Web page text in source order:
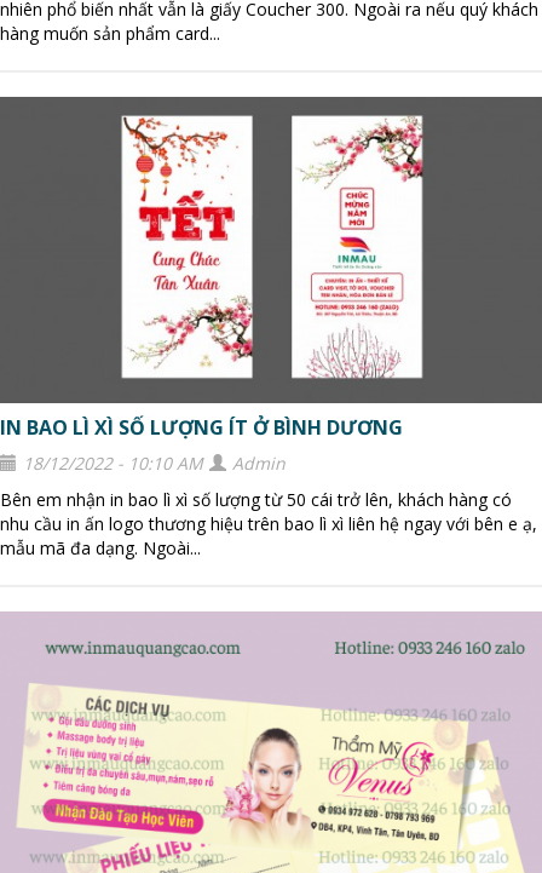
nhiên phổ biến nhất vẫn là giấy Coucher 300. Ngoài ra nếu quý khách
hàng muốn sản phẩm card...
IN BAO LÌ XÌ SỐ LƯỢNG ÍT Ở BÌNH DƯƠNG
18/12/2022 - 10:10 AM
Admin
Bên em nhận in bao lì xì số lượng từ 50 cái trở lên, khách hàng có
nhu cầu in ấn logo thương hiệu trên bao lì xì liên hệ ngay với bên e ạ,
mẫu mã đa dạng. Ngoài...